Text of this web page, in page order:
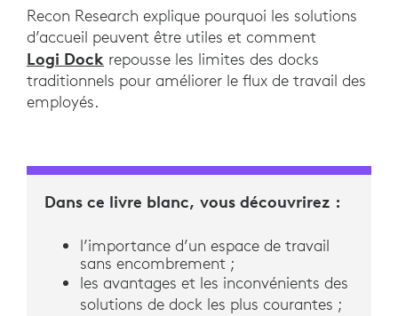
Recon Research explique pourquoi les solutions
d’accueil peuvent être utiles et comment
Logi Dock repousse les limites des docks
traditionnels pour améliorer le flux de travail des
employés.
Dans ce livre blanc, vous découvrirez :
l’importance d’un espace de travail
sans encombrement ;
les avantages et les inconvénients des
solutions de dock les plus courantes ;